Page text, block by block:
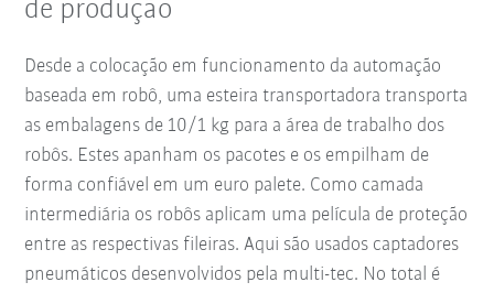
de produção
Desde a colocação em funcionamento da automação
baseada em robô, uma esteira transportadora transporta
as embalagens de 10/1 kg para a área de trabalho dos
robôs. Estes apanham os pacotes e os empilham de
forma confiável em um euro palete. Como camada
intermediária os robôs aplicam uma película de proteção
entre as respectivas fileiras. Aqui são usados captadores
pneumáticos desenvolvidos pela multi-tec. No total é